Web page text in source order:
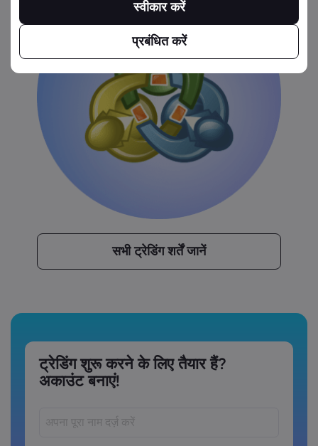
सभी ट्रेडिंग शर्तें जानें
ट्रेडिंग शुरू करने के लिए तैयार हैं?
अकाउंट बनाएं!
स्वीकार करें
प्रबंधित करें